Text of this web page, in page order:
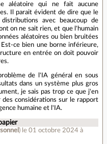
aléatoire qui ne fait aucune
Il parait évident de dire que le
avec beaucoup de
on ne sait rien, et que l'humain
aléatoires ou bien bruitées
ce bien une borne inférieure,
en entrée on doit pouvoir
de l'IA général en sous
dans un système plus gros
je sais pas trop ce que j'en
considérations sur le rapport
humaine et l'IA.
) le 01 octobre 2024 à